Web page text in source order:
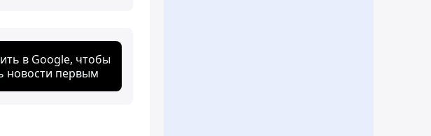
в Google, чтобы
новости первым